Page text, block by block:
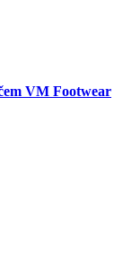
VM Footwear